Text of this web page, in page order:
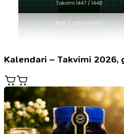
Kalendari – Takvimi 2026,